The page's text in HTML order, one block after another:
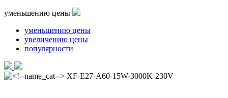
уменьшению цены
уменьшению цены
увеличению цены
популярности